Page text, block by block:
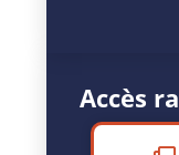
de
Accès